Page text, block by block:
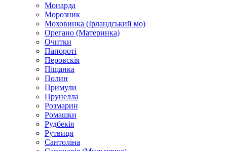
Монарда
Морозник
Моховинка (Ірландський мо)
Орегано (Материнка)
Очитки
Папороті
Перовскія
Піщанка
Полин
Примули
Прунелла
Розмарин
Ромашки
Рудбекія
Рутвиця
Сантоліна